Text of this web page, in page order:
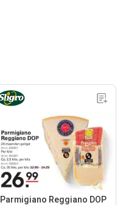
Parmigiano Reggiano DOP